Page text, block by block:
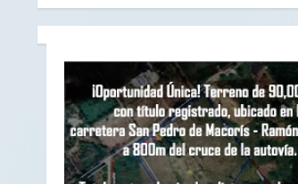
u
e
e